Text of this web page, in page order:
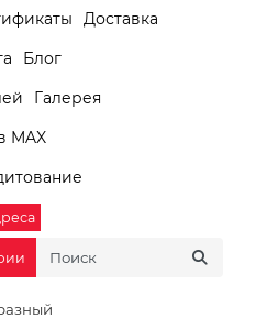
Доставка
Блог
Галерея
MAX